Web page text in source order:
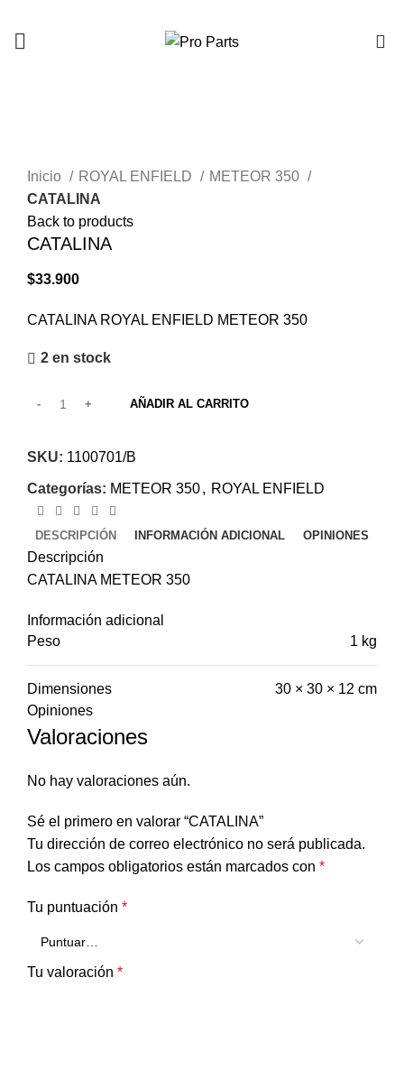
Inicio
ROYAL ENFIELD
METEOR 350
CATALINA
Back to products
CATALINA
$33.900
CATALINA ROYAL ENFIELD METEOR 350
2 en stock
AÑADIR AL CARRITO
SKU: 1100701/B
Categorías: METEOR 350, ROYAL ENFIELD
DESCRIPCIÓN INFORMACIÓN ADICIONAL OPINIONES
Descripción
CATALINA METEOR 350
Información adicional
Peso
1 kg
Dimensiones
30 × 30 × 12 cm
Opiniones
Valoraciones
No hay valoraciones aún.
Sé el primero en valorar “CATALINA”
Tu dirección de correo electrónico no será publicada.
Los campos obligatorios están marcados con *
Tu puntuación *
Tu valoración *